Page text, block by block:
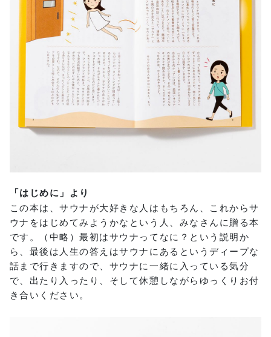
「はじめに」より
この本は、サウナが大好きな人はもちろん、これからサ
ウナをはじめてみようかなという人、みなさんに贈る本
です。（中略）最初はサウナってなに？という説明か
ら、最後は人生の答えはサウナにあるというディープな
話まで行きますので、サウナに一緒に入っている気分
で、出たり入ったり、そして休憩しながらゆっくりお付
き合いください。